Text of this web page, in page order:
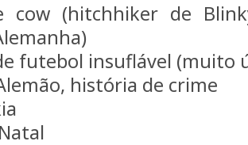
cow (hitchhiker de
futebol insuflável (muito
história de crime